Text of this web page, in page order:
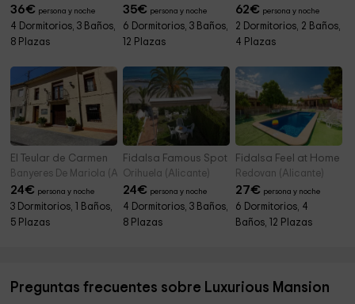
36€ persona y noche
4 Dormitorios, 3 Baños,
8 Plazas
35€ persona y noche
6 Dormitorios, 3 Baños,
12 Plazas
62€ persona y noche
2 Dormitorios, 2 Baños,
4 Plazas
El Teular de Carmen
Banyeres De Mariola (Alicante)
24€ persona y noche
3 Dormitorios, 1 Baños,
5 Plazas
Fidalsa Famous Spot
Orihuela (Alicante)
24€ persona y noche
4 Dormitorios, 3 Baños,
8 Plazas
Fidalsa Feel at Home
Redovan (Alicante)
27€ persona y noche
6 Dormitorios, 4
Baños, 12 Plazas
Preguntas frecuentes sobre Luxurious Mansion